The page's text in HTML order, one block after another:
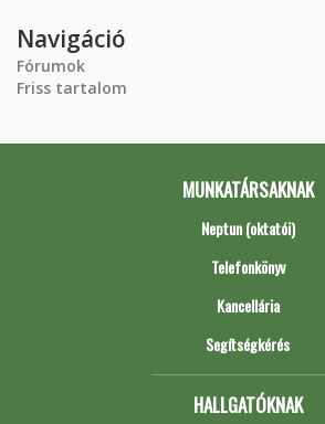
Navigáció
Fórumok
Friss tartalom
MUNKATÁRSAKNAK
Neptun (oktatói)
Telefonkönyv
Kancellária
Segítségkérés
HALLGATÓKNAK